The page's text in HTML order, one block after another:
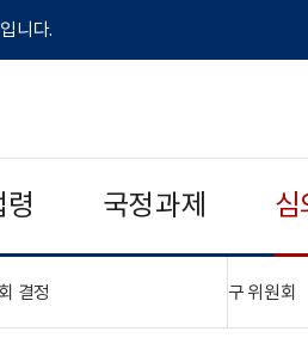
니다.
국정과제 심
결정 구 위원회